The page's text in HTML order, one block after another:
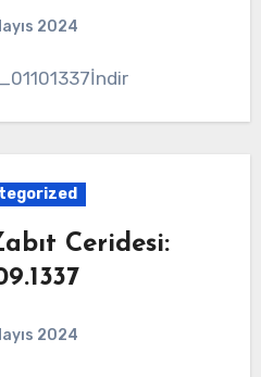
2024
Ceridesi:
2024